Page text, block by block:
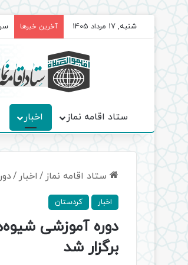
شنبه, 17 مرداد 1405 آخرین خبرها
ستاد اقامه نماز اخبار
ستاد اقامه نماز / اخبار /
اخبار کردستان
دوره آموزشی
برگزار شد